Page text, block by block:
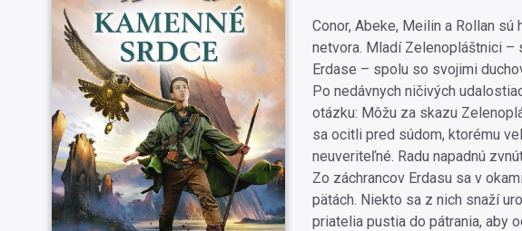
Conor, Abeke, Meilin a Rollan
netvora. Mladí Zelenopláštnici –
Erdase – spolu so svojimi
Po nedávnych ničivých
otázku: Môžu za skazu
sa ocitli pred súdom, ktorému
neuveriteľné. Radu napadnú
Zo záchrancov Erdasu sa v
pätách. Niekto sa z nich snaží
priatelia pustia do pátrania, aby